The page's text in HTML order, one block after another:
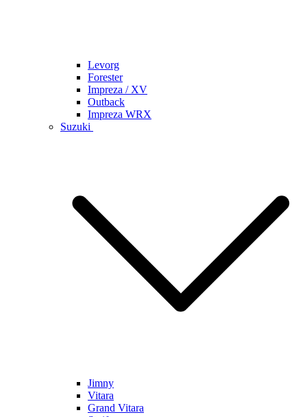
Levorg
Forester
Impreza / XV
Outback
Impreza WRX
Suzuki
Jimny
Vitara
Grand Vitara